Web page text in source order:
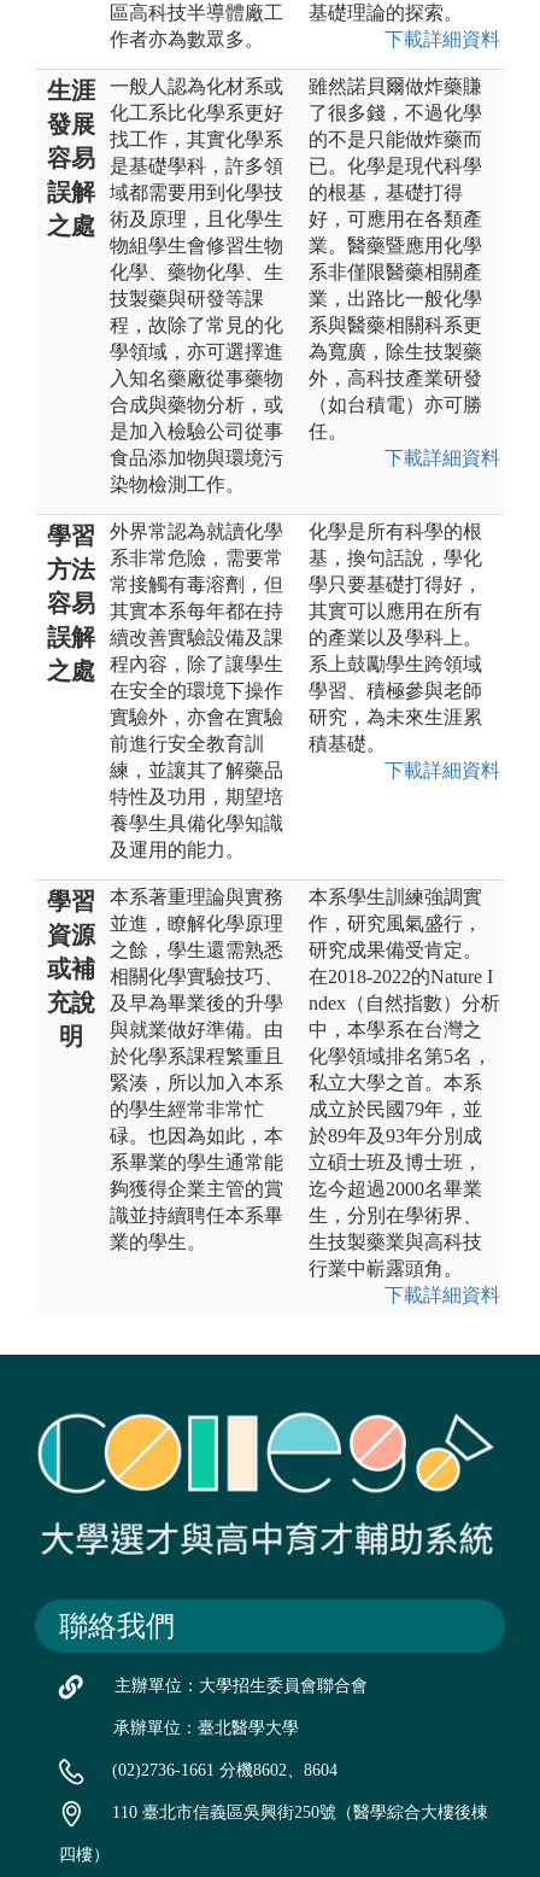
區高科技半導體廠工
作者亦為數眾多。
基礎理論的探索。
下載詳細資料
生涯
發展
容易
誤解
之處
一般人認為化材系或
化工系比化學系更好
找工作，其實化學系
是基礎學科，許多領
域都需要用到化學技
術及原理，且化學生
物組學生會修習生物
化學、藥物化學、生
技製藥與研發等課
程，故除了常見的化
學領域，亦可選擇進
入知名藥廠從事藥物
合成與藥物分析，或
是加入檢驗公司從事
食品添加物與環境污
染物檢測工作。
雖然諾貝爾做炸藥賺
了很多錢，不過化學
的不是只能做炸藥而
已。化學是現代科學
的根基，基礎打得
好，可應用在各類產
業。醫藥暨應用化學
系非僅限醫藥相關產
業，出路比一般化學
系與醫藥相關科系更
為寬廣，除生技製藥
外，高科技產業研發
（如台積電）亦可勝
任。
下載詳細資料
學習
方法
容易
誤解
之處
外界常認為就讀化學
系非常危險，需要常
常接觸有毒溶劑，但
其實本系每年都在持
續改善實驗設備及課
程內容，除了讓學生
在安全的環境下操作
實驗外，亦會在實驗
前進行安全教育訓
練，並讓其了解藥品
特性及功用，期望培
養學生具備化學知識
及運用的能力。
化學是所有科學的根
基，換句話說，學化
學只要基礎打得好，
其實可以應用在所有
的產業以及學科上。
系上鼓勵學生跨領域
學習、積極參與老師
研究，為未來生涯累
積基礎。
下載詳細資料
學習
資源
或補
充說
明
本系著重理論與實務
並進，瞭解化學原理
之餘，學生還需熟悉
相關化學實驗技巧、
及早為畢業後的升學
與就業做好準備。由
於化學系課程繁重且
緊湊，所以加入本系
的學生經常非常忙
碌。也因為如此，本
系畢業的學生通常能
夠獲得企業主管的賞
識並持續聘任本系畢
業的學生。
本系學生訓練強調實
作，研究風氣盛行，
研究成果備受肯定。
在2018-2022的Nature I
ndex（自然指數）分析
中，本學系在台灣之
化學領域排名第5名，
私立大學之首。本系
成立於民國79年，並
於89年及93年分別成
立碩士班及博士班，
迄今超過2000名畢業
生，分別在學術界、
生技製藥業與高科技
行業中嶄露頭角。
下載詳細資料
聯絡我們
主辦單位：大學招生委員會聯合會
承辦單位：臺北醫學大學
(02)2736-1661 分機8602、8604
110 臺北市信義區吳興街250號（醫學綜合大樓後棟
四樓）